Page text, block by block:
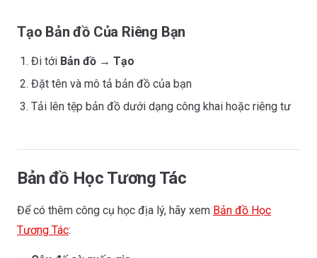
Tạo Bản đồ Của Riêng Bạn
Đi tới Bản đồ → Tạo
Đặt tên và mô tả bản đồ của bạn
Tải lên tệp bản đồ dưới dạng công khai hoặc riêng tư
Bản đồ Học Tương Tác
Để có thêm công cụ học địa lý, hãy xem Bản đồ Học
Tương Tác: